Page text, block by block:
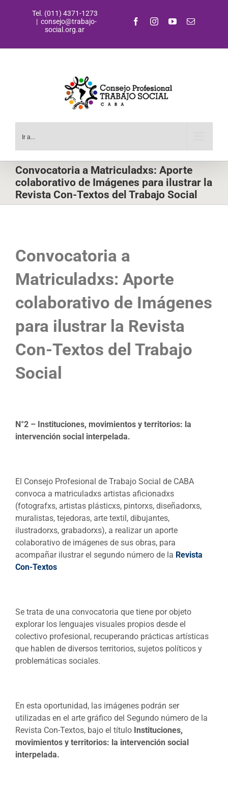
Tel. (011) 4371-1273
| consejo@trabajo-
social.org.ar
FacebookInstagramYouTubeCorreo
Ir a...
Convocatoria a Matriculadxs: Aporte
colaborativo de Imágenes para ilustrar la
Revista Con-Textos del Trabajo Social
Convocatoria a
Matriculadxs: Aporte
colaborativo de Imágenes
para ilustrar la Revista
Con-Textos del Trabajo
Social
N°2 – Instituciones, movimientos y territorios: la
intervención social interpelada.
El Consejo Profesional de Trabajo Social de CABA
convoca a matriculadxs artistas aficionadxs
(fotografxs, artistas plásticxs, pintorxs, diseñadorxs,
muralistas, tejedoras, arte textil, dibujantes,
ilustradorxs, grabadorxs), a realizar un aporte
colaborativo de imágenes de sus obras, para
acompañar ilustrar el segundo número de la Revista
Con-Textos
Se trata de una convocatoria que tiene por objeto
explorar los lenguajes visuales propios desde el
colectivo profesional, recuperando prácticas artísticas
que hablen de diversos territorios, sujetos políticos y
problemáticas sociales.
En esta oportunidad, las imágenes podrán ser
utilizadas en el arte gráfico del Segundo número de la
Revista Con-Textos, bajo el título Instituciones,
movimientos y territorios: la intervención social
interpelada.